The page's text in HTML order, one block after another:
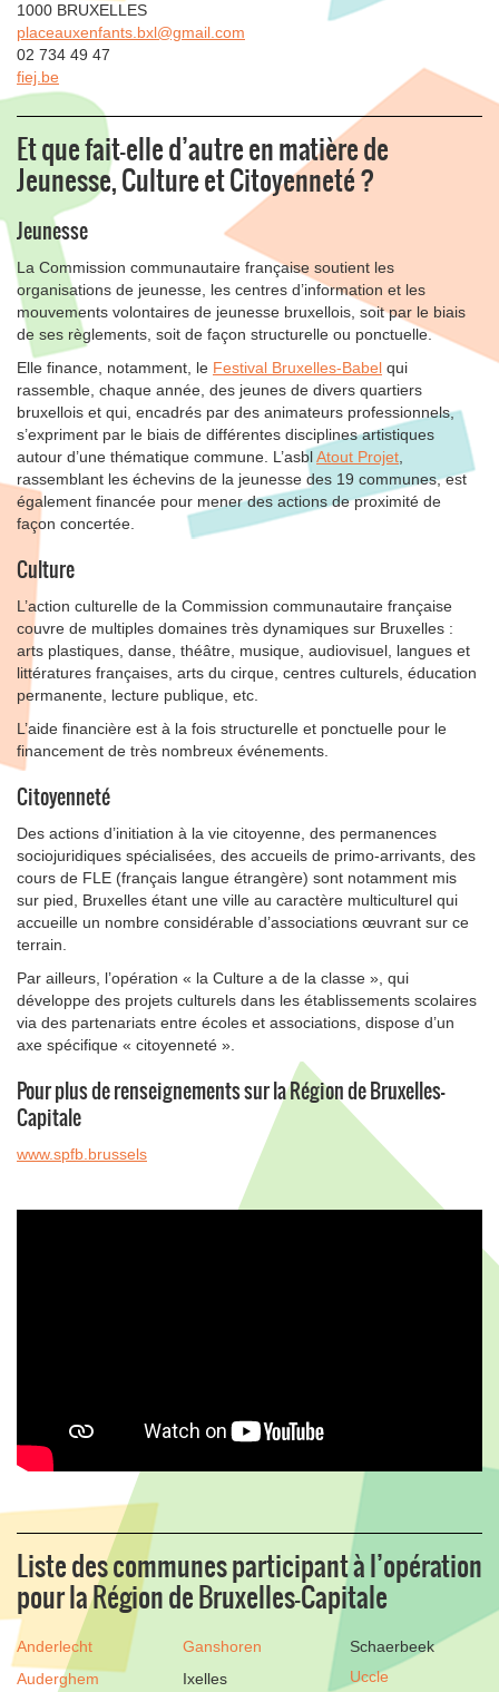
1000 BRUXELLES
placeauxenfants.bxl@gmail.com
02 734 49 47
fiej.be
Et que fait-elle d’autre en matière de
Jeunesse, Culture et Citoyenneté ?
Jeunesse
La Commission communautaire française soutient les
organisations de jeunesse, les centres d’information et les
mouvements volontaires de jeunesse bruxellois, soit par le biais
de ses règlements, soit de façon structurelle ou ponctuelle.
Elle finance, notamment, le Festival Bruxelles-Babel qui
rassemble, chaque année, des jeunes de divers quartiers
bruxellois et qui, encadrés par des animateurs professionnels,
s’expriment par le biais de différentes disciplines artistiques
autour d’une thématique commune. L’asblAtout Projet
rassemblant les échevins de la jeunesse des 19 communes, est
également financée pour mener des actions de proximité de
façon concertée.
Culture
L’action culturelle de la Commission communautaire française
couvre de multiples domaines très dynamiques sur Bruxelles :
arts plastiques, danse, théâtre, musique, audiovisuel, langues et
littératures françaises, arts du cirque, centres culturels, éducation
permanente, lecture publique, etc.
L’aide financière est à la fois structurelle et ponctuelle pour le
financement de très nombreux événements.
Citoyenneté
Des actions d’initiation à la vie citoyenne, des permanences
sociojuridiques spécialisées, des accueils de primo-arrivants, des
cours de FLE (français langue étrangère) sont notamment mis
sur pied, Bruxelles étant une ville au caractère multiculturel qui
accueille un nombre considérable d’associations œuvrant sur ce
terrain.
Par ailleurs, l’opération « la Culture a de la classe », qui
développe des projets culturels dans les établissements scolaires
via des partenariats entre écoles et associations, dispose d’un
axe spécifique « citoyenneté ».
Pour plus de renseignements sur la Région de Bruxelles-
Capitale
www.spfb.brussels
Liste des communes participant à l’opération
pour la Région de Bruxelles-Capitale
Anderlecht
Auderghem
Ganshoren
Ixelles
Schaerbeek
Uccle